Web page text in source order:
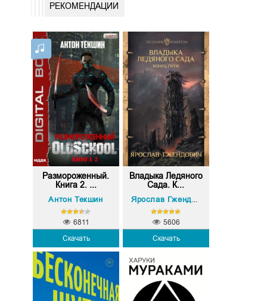
РЕКОМЕНДАЦИИ
Размороженный.
Книга 2. ...
Антон Текшин
Скачать
6811
Владыка Ледяного
Сада. К...
Ярослав Гжендович
Скачать
5606